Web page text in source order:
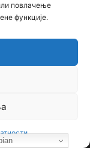
повлачење
функције.